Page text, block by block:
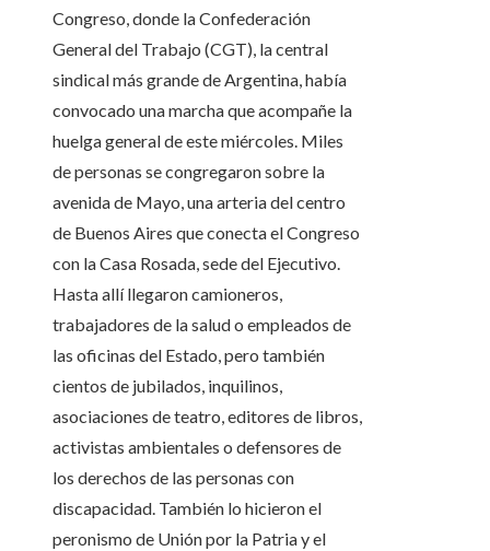
Congreso, donde la Confederación
General del Trabajo (CGT), la central
sindical más grande de Argentina, había
convocado una marcha que acompañe la
huelga general de este miércoles. Miles
de personas se congregaron sobre la
avenida de Mayo, una arteria del centro
de Buenos Aires que conecta el Congreso
con la Casa Rosada, sede del Ejecutivo.
Hasta allí llegaron camioneros,
trabajadores de la salud o empleados de
las oficinas del Estado, pero también
cientos de jubilados, inquilinos,
asociaciones de teatro, editores de libros,
activistas ambientales o defensores de
los derechos de las personas con
discapacidad. También lo hicieron el
peronismo de Unión por la Patria y el